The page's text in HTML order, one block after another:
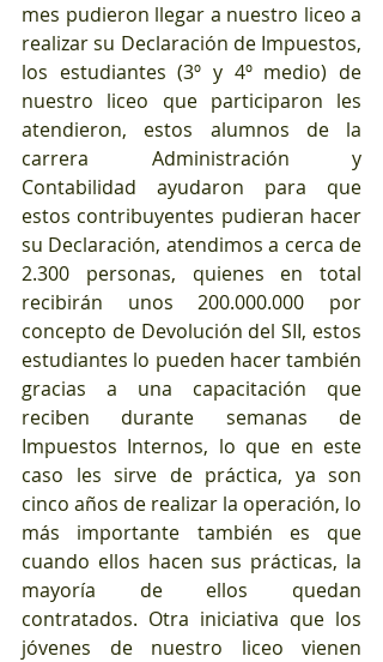
mes pudieron llegar a nuestro liceo a
realizar su Declaración de Impuestos,
los estudiantes (3º y 4º medio) de
nuestro liceo que participaron les
atendieron, estos alumnos de la
carrera Administración y
Contabilidad ayudaron para que
estos contribuyentes pudieran hacer
su Declaración, atendimos a cerca de
2.300 personas, quienes en total
recibirán unos 200.000.000 por
concepto de Devolución del SII, estos
estudiantes lo pueden hacer también
gracias a una capacitación que
reciben durante semanas de
Impuestos Internos, lo que en este
caso les sirve de práctica, ya son
cinco años de realizar la operación, lo
más importante también es que
cuando ellos hacen sus prácticas, la
mayoría de ellos quedan
contratados. Otra iniciativa que los
jóvenes de nuestro liceo vienen